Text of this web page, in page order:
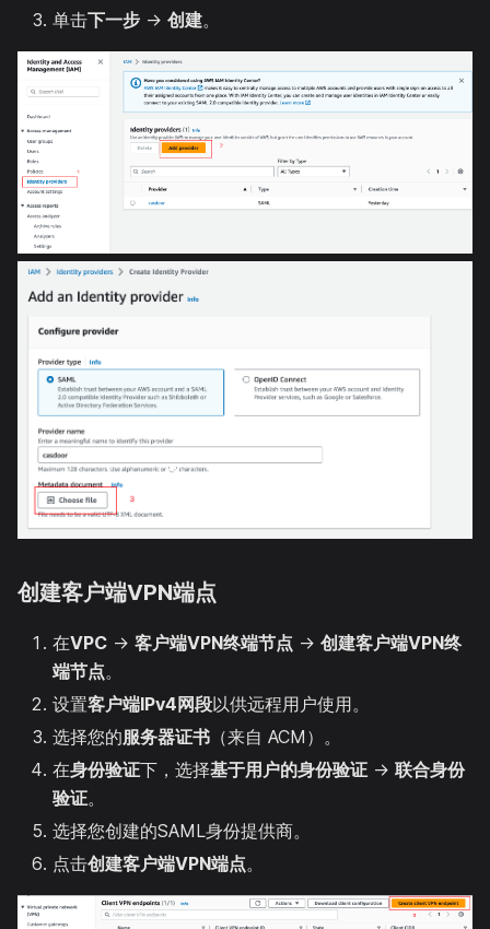
单击下一步 → 创建。
创建客户端VPN端点
在VPC → 客户端VPN终端节点 → 创建客户端VPN终
端节点。
设置客户端IPv4网段以供远程用户使用。
选择您的服务器证书 （来自 ACM）。
在身份验证下，选择基于用户的身份验证 → 联合身份
验证。
选择您创建的SAML身份提供商。
点击创建客户端VPN端点。